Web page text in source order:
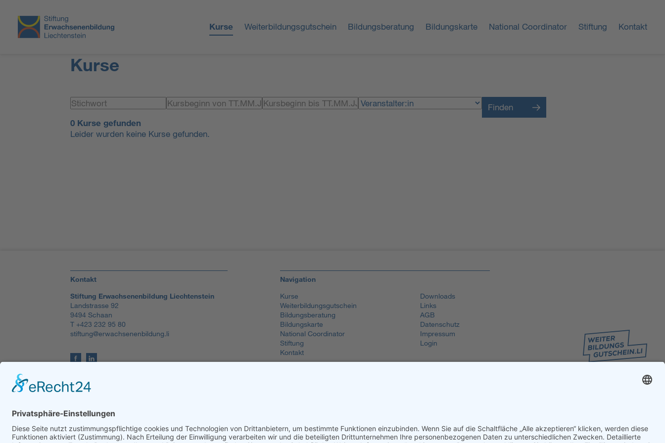
Kurse Weiterbildungsgutschein Bildungsberatung Bildungskarte National Coordinator Stiftung Kontakt
Kurse
Finden
0 Kurse gefunden
Leider wurden keine Kurse gefunden.
Kontakt
Stiftung Erwachsenenbildung Liechtenstein
Landstrasse 92
9494 Schaan
T +423 232 95 80
stiftung@erwachsenenbildung.li
Navigation
Kurse
Weiterbildungsgutschein
Bildungsberatung
Bildungskarte
National Coordinator
Stiftung
Kontakt
Downloads
Links
AGB
Datenschutz
Impressum
Login